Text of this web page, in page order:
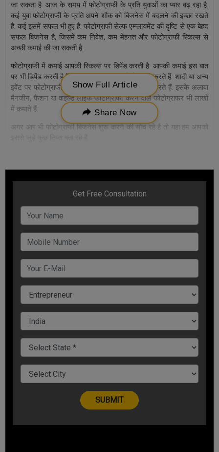
जा सकता है. आज के समय में फोटोग्राफी के प्रति युवाओं का प्यार बढ़ रहा है.
कई युवा फोटोग्राफी के प्रति अपने शौक को बिजनेस में बदलने की इच्छा रखते
हैं. कई इसमें सफल भी हुए हैं. फोटोग्राफी सेल्फ एम्प्लायमेंट की दृष्टि से एक बेहद
सफल बिजनेस है, जिसमें कम निवेश, कम मेहनत और फोटोग्राफी स्किल्स से
अच्छी कमाई की जा सकती है.
फोटोग्राफी में कमाई आपकी स्किल्स पर डिपेंड करती है. आपकी कमाई इस बात
पर भी डिपेंड करती है कि आप किस तरह की फोटोग्राफी करते हैं. शादी या अन्य
इवेंट पर फोटोग्राफी करने वाले फोटोग्राफर खूब कमाई करते हैं. इसके अलावा
मैगजीन, फैशन या वाइल्ड लाइफ फोटोग्राफी करने वाले फोटोग्राफर भी लाखों
में कमाते हैं.
अगर आप भी फोटोग्राफी बिजनेस शुरू करने की सोच रहे हैं तो यहां हम आपको
डिटेल होती है. आप अपने फोटोग्राफी बिजनेस की शुरुआत कैसे करने वाले हैं,
आपके ग्राहक कौन होंगे इन सब चीजों को लेकर कंफ्यूजन में कभी न रहें.
संभावित ग्राहकों की पहचान पहले से करें.
सिक्योर स्टार्टअप फंड
अगर आपके पास अपना बिजनेस शुरू करने के लिए पर्याप्त फंड है तो आपको
कहीं से उधार लेने की आवश्यकता नहीं है, लेकिन कई उद्यमियों को फंड के लिए
हेल्प की जरूरत पड़ती हैं. बहुत से लोग जो पहली बार बिजनेस शुरू करते हैं, वे
परिवार या दोस्तों से मदद मांगते हैं या बैंक लोन के लिए आवेदन करते हैं. आपके
बिजनेस में आपको कितने फंड की जरूरत है और आप इसे कैसे जुटाने वाले हैं
और कहां खर्च करने वाले हैं, इस पर ध्यान दें.
जरूरी चीजें खरीदें
फोटोग्राफी बिजनेस शुरू करने के लिए इससे जुड़ी चीजों को खरीदने में आपको
विशेष ध्यान देना है. आपको अच्छा कैमरा, अलग-अलग प्रकार के लेंस में निवेश
करना होगा. अपने बजट के हिसाब से आप लाइट्स, स्टूडियो आदि का इंतजाम भी
कर सकते हैं.
सक्सेसफुल फोटोग्राफी बिजनेस के लिए वेबसाइट जरूर बनाएं. वेबसाइट में
Show Full Article
Share Now